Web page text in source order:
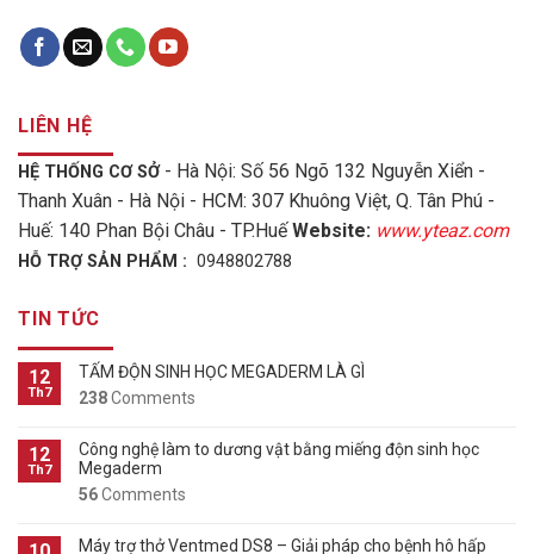
LIÊN HỆ
HỆ THỐNG CƠ SỞ - Hà Nội: Số 56 Ngõ 132 Nguyễn Xiển -
Thanh Xuân - Hà Nội - HCM: 307 Khuông Việt, Q. Tân Phú -
Huế: 140 Phan Bội Châu - TP.HuếWebsite: www.yteaz.com
HỖ TRỢ SẢN PHẨM : 0948802788
TIN TỨC
12
Th7
TẤM ĐỘN SINH HỌC MEGADERM LÀ GÌ
238Comments
12
Th7
Công nghệ làm to dương vật bằng miếng độn sinh học
Megaderm
56Comments
Máy trợ thở Ventmed DS8 – Giải pháp cho bệnh hô hấp